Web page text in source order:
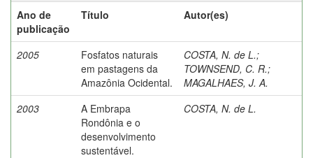
Ano de
publicação
Título Autor(es)
2005
Fosfatos naturais
em pastagens da
Amazônia Ocidental.
COSTA, N. de L.;
TOWNSEND, C. R.;
MAGALHAES, J. A.
2003
A Embrapa
Rondônia e o
desenvolvimento
sustentável.
COSTA, N. de L.